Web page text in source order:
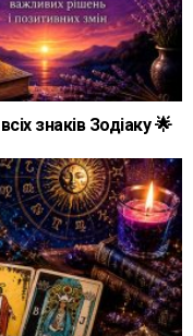
знаків Зодіаку 🌟